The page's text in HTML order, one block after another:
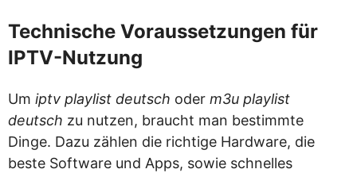
Technische Voraussetzungen für
IPTV-Nutzung
Um iptv playlist deutsch oder m3u playlist
deutsch zu nutzen, braucht man bestimmte
Dinge. Dazu zählen die richtige Hardware, die
beste Software und Apps, sowie schnelles